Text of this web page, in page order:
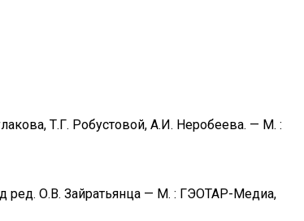
Т.Г. Робустовой, А.И. Неробеева. — М. :
ред. О.В. Зайратьянца — М. : ГЭОТАР-Медиа,